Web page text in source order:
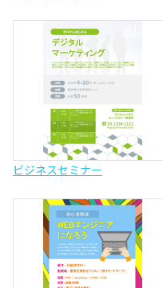
ビジネスセミナー